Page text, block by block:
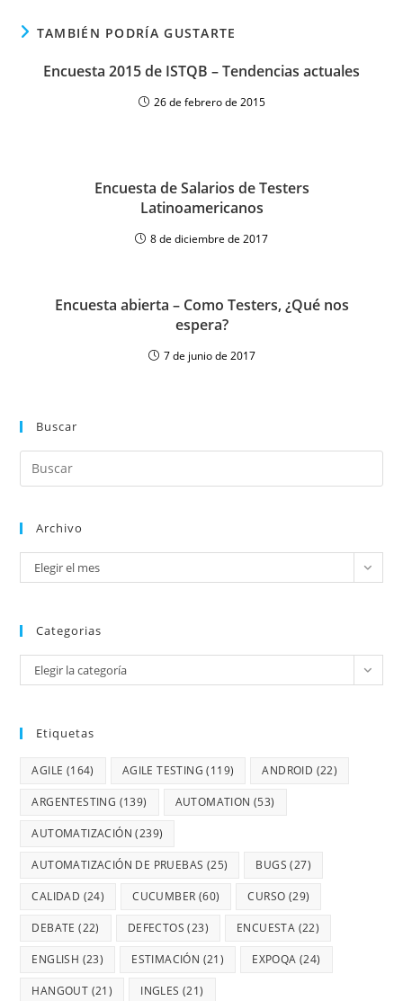
TAMBIÉN PODRÍA GUSTARTE
Encuesta 2015 de ISTQB – Tendencias actuales
26 de febrero de 2015
Encuesta de Salarios de Testers
Latinoamericanos
8 de diciembre de 2017
Encuesta abierta – Como Testers, ¿Qué nos
espera?
7 de junio de 2017
Buscar
Archivo
Elegir el mes
Categorias
Elegir la categoría
Etiquetas
AGILE (164) AGILE TESTING (119) ANDROID (22)
ARGENTESTING (139) AUTOMATION (53)
AUTOMATIZACIÓN (239)
AUTOMATIZACIÓN DE PRUEBAS (25) BUGS (27)
CALIDAD (24) CUCUMBER (60) CURSO (29)
DEBATE (22) DEFECTOS (23) ENCUESTA (22)
ENGLISH (23) ESTIMACIÓN (21) EXPOQA (24)
HANGOUT (21) INGLES (21)